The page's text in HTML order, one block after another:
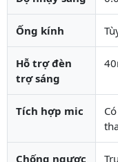
Ống kính
Hỗ trợ đèn
trợ sáng
Tích hợp mic
Chống ngược